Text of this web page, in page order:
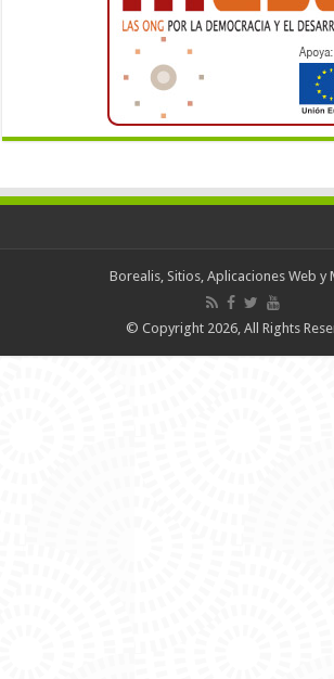
Borealis, Sitios, Aplicaciones Web y
© Copyright 2026, All Rights